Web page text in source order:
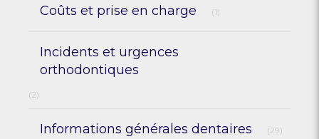
Coûts et prise en charge (1)
Incidents et urgences
orthodontiques
(2)
Informations générales dentaires (29)